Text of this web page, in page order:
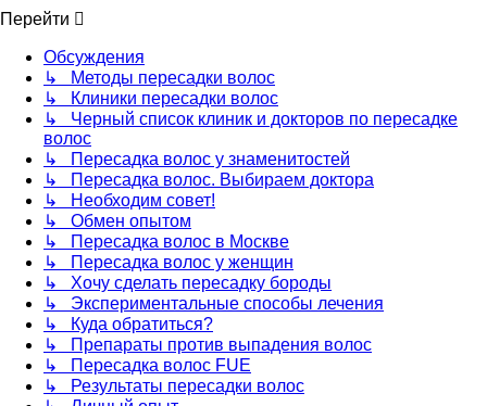
Перейти
Обсуждения
↳ Методы пересадки волос
↳ Клиники пересадки волос
↳ Черный список клиник и докторов по пересадке
волос
↳ Пересадка волос у знаменитостей
↳ Пересадка волос. Выбираем доктора
↳ Необходим совет!
↳ Обмен опытом
↳ Пересадка волос в Москве
↳ Пересадка волос у женщин
↳ Хочу сделать пересадку бороды
↳ Экспериментальные способы лечения
↳ Куда обратиться?
↳ Препараты против выпадения волос
↳ Пересадка волос FUE
↳ Результаты пересадки волос